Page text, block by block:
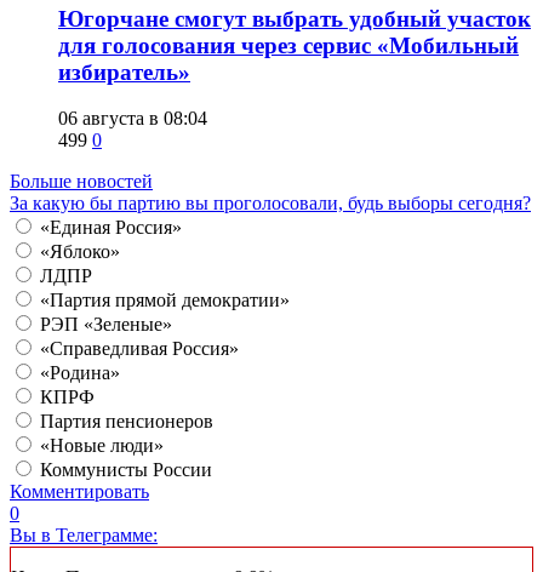
Югорчане смогут выбрать удобный участок
для голосования через сервис «Мобильный
избиратель»
06 августа в 08:04
499 0
Больше новостей
За какую бы партию вы проголосовали, будь выборы сегодня?
«Единая Россия»
«Яблоко»
ЛДПР
«Партия прямой демократии»
РЭП «Зеленые»
«Справедливая Россия»
«Родина»
КПРФ
Партия пенсионеров
«Новые люди»
Коммунисты России
Комментировать
0
Вы в Телеграмме: